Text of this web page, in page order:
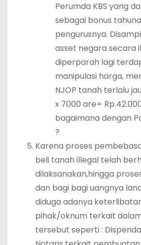
Perumda KBS yang
sebagai bonus
pengurusnya.
asset negara secara
diperparah lagi
manipulasi harga,
NJOP tanah terlalu
x 7000 are=
bagaimana dengan
?
Karena proses
beli tanah illegal telah
dilaksanakan,hingga
dan bagi bagi uangnya
diduga adanya
pihak/oknum terkait
tersebut seperti :